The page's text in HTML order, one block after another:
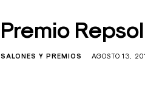
Premio
SALONES Y PREMIOS AGOSTO 13,